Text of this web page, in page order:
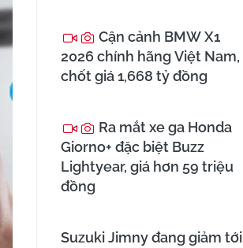
Cận cảnh BMW X1
2026 chính hãng Việt Nam,
chốt giá 1,668 tỷ đồng
Ra mắt xe ga Honda
Giorno+ đặc biệt Buzz
Lightyear, giá hơn 59 triệu
đồng
Suzuki Jimny đang giảm tới